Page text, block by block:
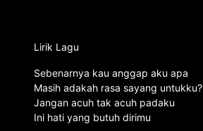
Lirik Lagu
Sebenarnya kau anggap aku apa
Masih adakah rasa sayang untukku?
Jangan acuh tak acuh padaku
Ini hati yang butuh dirimu